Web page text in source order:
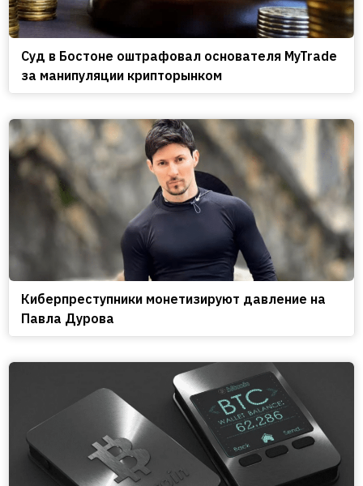
Cуд в Бостоне оштрафовал основателя MyTrade
за манипуляции крипторынком
Киберпреступники монетизируют давление на
Павла Дурова